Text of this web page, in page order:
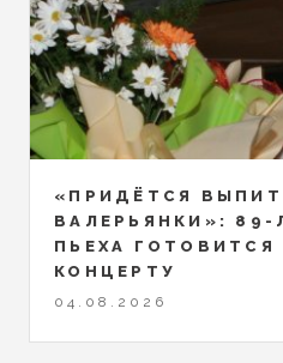
«ПРИДЁТСЯ
ВАЛЕРЬЯНКИ»: 89-
ПЬЕХА
КОНЦЕРТУ
04.08.2026